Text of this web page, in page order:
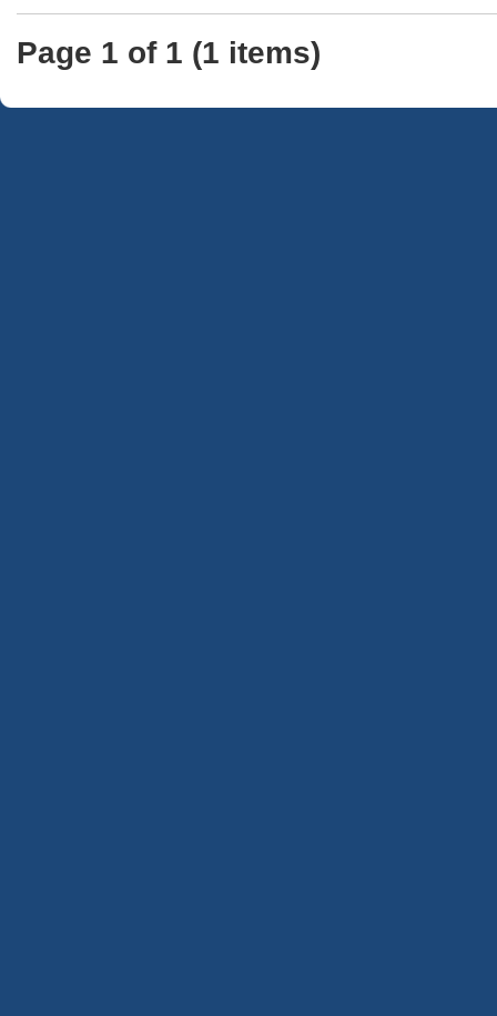
Page 1 of 1 (1 items)